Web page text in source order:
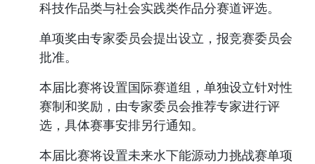
科技作品类与社会实践类作品分赛道评选。
单项奖由专家委员会提出设立，报竞赛委员会
批准。
本届比赛将设置国际赛道组，单独设立针对性
赛制和奖励，由专家委员会推荐专家进行评
选，具体赛事安排另行通知。
本届比赛将设置未来水下能源动力挑战赛单项